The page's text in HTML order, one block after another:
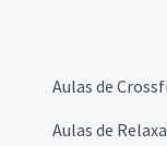
Aulas de
Aulas de